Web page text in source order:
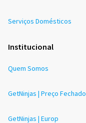
Serviços Domésticos
Institucional
Quem Somos
GetNinjas | Preço Fechado
GetNinjas | Europ